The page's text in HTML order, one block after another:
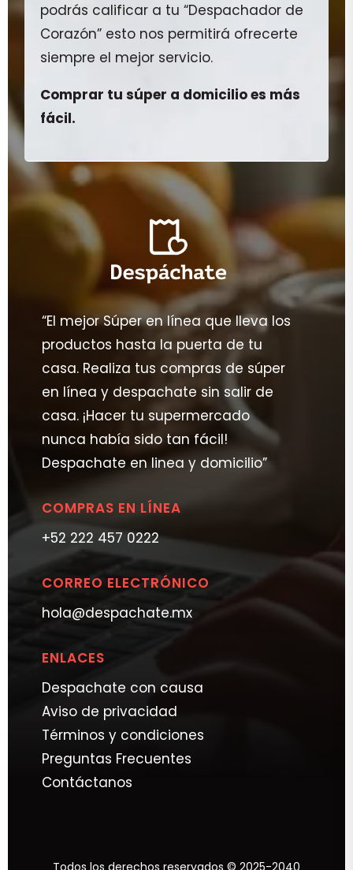
podrás calificar a tu “Despachador de
Corazón” esto nos permitirá ofrecerte
siempre el mejor servicio.
Comprar tu súper a domicilio es más
fácil.
“El mejor Súper en línea que lleva los
productos hasta la puerta de tu
casa. Realiza tus compras de súper
en línea y despachate sin salir de
casa. ¡Hacer tu supermercado
nunca había sido tan fácil!
Despachate en linea y domicilio”
COMPRAS EN LÍNEA
+52 222 457 0222
CORREO ELECTRÓNICO
hola@despachate.mx
ENLACES
Despachate con causa
Aviso de privacidad
Términos y condiciones
Preguntas Frecuentes
Contáctanos